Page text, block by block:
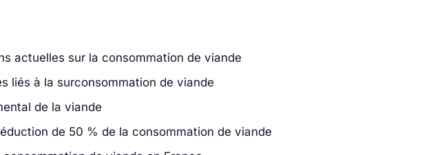
actuelles sur la consommation de viande
liés à la surconsommation de viande
de la viande
de 50 % de la consommation de viande